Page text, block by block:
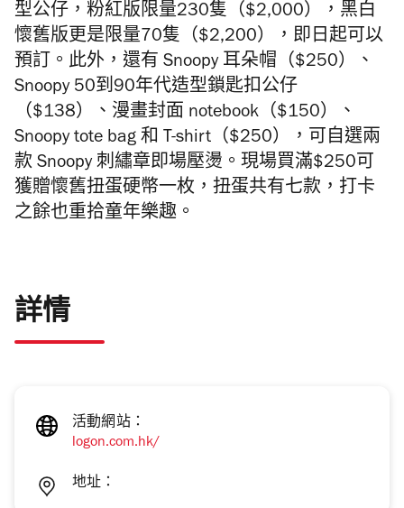
型公仔，粉紅版限量230隻（$2,000），黑白
懷舊版更是限量70隻（$2,200），即日起可以
預訂。此外，還有 Snoopy 耳朵帽（$250）、
Snoopy 50到90年代造型鎖匙扣公仔
（$138）、漫畫封面 notebook（$150）、
Snoopy tote bag 和 T-shirt（$250），可自選兩
款 Snoopy 刺繡章即場壓燙。現場買滿$250可
獲贈懷舊扭蛋硬幣一枚，扭蛋共有七款，打卡
之餘也重拾童年樂趣。
詳情
活動網站：
logon.com.hk/
地址：